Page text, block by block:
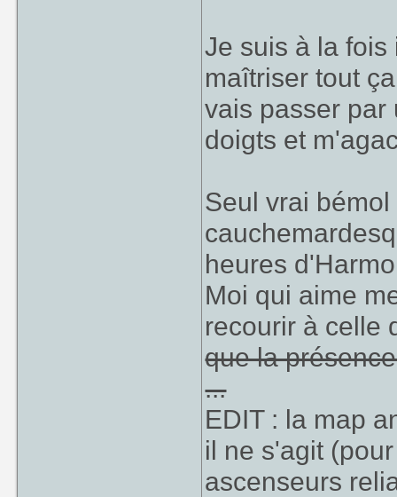
Je suis à la
maîtriser tout
vais passer par
doigts et
Seul vrai bémol
heures
Moi qui aime
recourir à celle
que la
...
EDIT : la map
il ne s'agit
ascenseurs